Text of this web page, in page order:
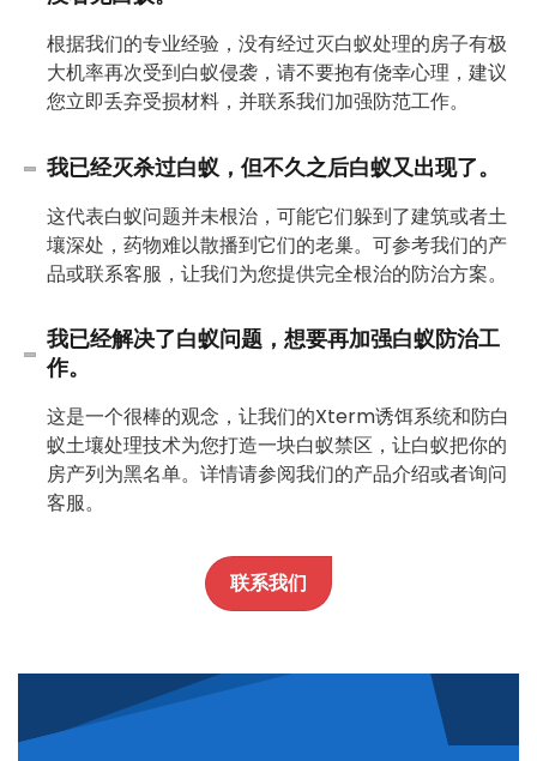
根据我们的专业经验，没有经过灭白蚁处理的房子有极
大机率再次受到白蚁侵袭，请不要抱有侥幸心理，建议
您立即丢弃受损材料，并联系我们加强防范工作。
我已经灭杀过白蚁，但不久之后白蚁又出现了。
这代表白蚁问题并未根治，可能它们躲到了建筑或者土
壤深处，药物难以散播到它们的老巢。可参考我们的产
品或联系客服，让我们为您提供完全根治的防治方案。
我已经解决了白蚁问题，想要再加强白蚁防治工
作。
这是一个很棒的观念，让我们的Xterm诱饵系统和防白
蚁土壤处理技术为您打造一块白蚁禁区，让白蚁把你的
房产列为黑名单。详情请参阅我们的产品介绍或者询问
客服。
联系我们